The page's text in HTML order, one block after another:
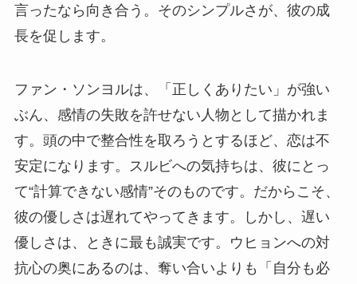
言ったなら向き合う。そのシンプルさが、彼の成
長を促します。
ファン・ソンヨルは、「正しくありたい」が強い
ぶん、感情の失敗を許せない人物として描かれま
す。頭の中で整合性を取ろうとするほど、恋は不
安定になります。スルビへの気持ちは、彼にとっ
て“計算できない感情”そのものです。だからこそ、
彼の優しさは遅れてやってきます。しかし、遅い
優しさは、ときに最も誠実です。ウヒョンへの対
抗心の奥にあるのは、奪い合いよりも「自分も必